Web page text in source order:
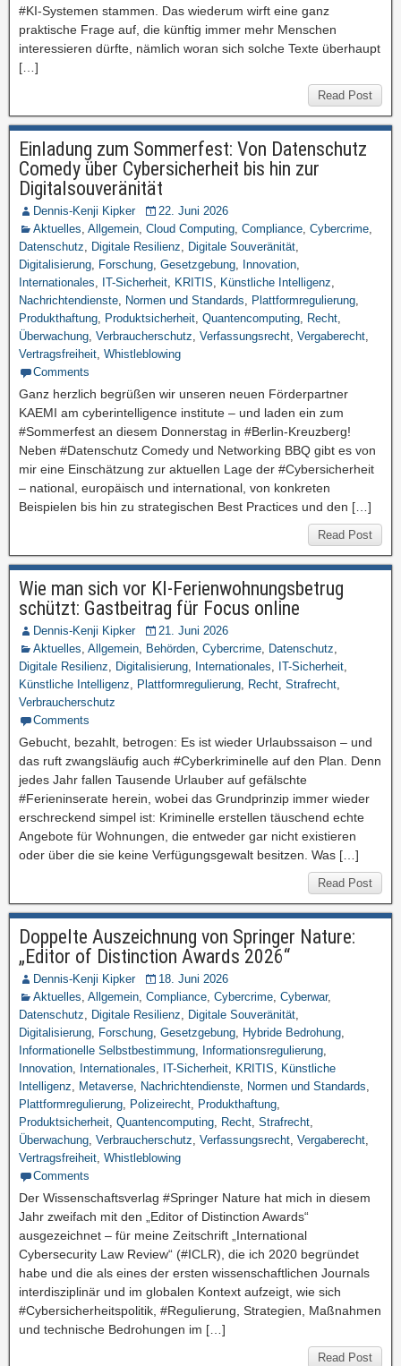
#KI-Systemen stammen. Das wiederum wirft eine ganz
praktische Frage auf, die künftig immer mehr Menschen
interessieren dürfte, nämlich woran sich solche Texte überhaupt
[…]
Read Post
Einladung zum Sommerfest: Von Datenschutz
Comedy über Cybersicherheit bis hin zur
Digitalsouveränität
Dennis-Kenji Kipker
22. Juni 2026
Aktuelles, Allgemein, Cloud Computing, Compliance, Cybercrime,
Datenschutz, Digitale Resilienz, Digitale Souveränität,
Digitalisierung, Forschung, Gesetzgebung, Innovation,
Internationales, IT-Sicherheit, KRITIS, Künstliche Intelligenz,
Nachrichtendienste, Normen und Standards, Plattformregulierung,
Produkthaftung, Produktsicherheit, Quantencomputing, Recht,
Überwachung, Verbraucherschutz, Verfassungsrecht, Vergaberecht,
Vertragsfreiheit, Whistleblowing
Comments
Ganz herzlich begrüßen wir unseren neuen Förderpartner
KAEMI am cyberintelligence institute – und laden ein zum
#Sommerfest an diesem Donnerstag in #Berlin-Kreuzberg!
Neben #Datenschutz Comedy und Networking BBQ gibt es von
mir eine Einschätzung zur aktuellen Lage der #Cybersicherheit
– national, europäisch und international, von konkreten
Beispielen bis hin zu strategischen Best Practices und den […]
Read Post
Wie man sich vor KI-Ferienwohnungsbetrug
schützt: Gastbeitrag für Focus online
Dennis-Kenji Kipker
21. Juni 2026
Aktuelles, Allgemein, Behörden, Cybercrime, Datenschutz,
Digitale Resilienz, Digitalisierung, Internationales, IT-Sicherheit,
Künstliche Intelligenz, Plattformregulierung, Recht, Strafrecht,
Verbraucherschutz
Comments
Gebucht, bezahlt, betrogen: Es ist wieder Urlaubssaison – und
das ruft zwangsläufig auch #Cyberkriminelle auf den Plan. Denn
jedes Jahr fallen Tausende Urlauber auf gefälschte
#Ferieninserate herein, wobei das Grundprinzip immer wieder
erschreckend simpel ist: Kriminelle erstellen täuschend echte
Angebote für Wohnungen, die entweder gar nicht existieren
oder über die sie keine Verfügungsgewalt besitzen. Was […]
Read Post
Doppelte Auszeichnung von Springer Nature:
„Editor of Distinction Awards 2026“
Dennis-Kenji Kipker
18. Juni 2026
Aktuelles, Allgemein, Compliance, Cybercrime, Cyberwar,
Datenschutz, Digitale Resilienz, Digitale Souveränität,
Digitalisierung, Forschung, Gesetzgebung, Hybride Bedrohung,
Informationelle Selbstbestimmung, Informationsregulierung,
Innovation, Internationales, IT-Sicherheit, KRITIS, Künstliche
Intelligenz, Metaverse, Nachrichtendienste, Normen und Standards,
Plattformregulierung, Polizeirecht, Produkthaftung,
Produktsicherheit, Quantencomputing, Recht, Strafrecht,
Überwachung, Verbraucherschutz, Verfassungsrecht, Vergaberecht,
Vertragsfreiheit, Whistleblowing
Comments
Der Wissenschaftsverlag #Springer Nature hat mich in diesem
Jahr zweifach mit den „Editor of Distinction Awards“
ausgezeichnet – für meine Zeitschrift „International
Cybersecurity Law Review“ (#ICLR), die ich 2020 begründet
habe und die als eines der ersten wissenschaftlichen Journals
interdisziplinär und im globalen Kontext aufzeigt, wie sich
#Cybersicherheitspolitik, #Regulierung, Strategien, Maßnahmen
und technische Bedrohungen im […]
Read Post